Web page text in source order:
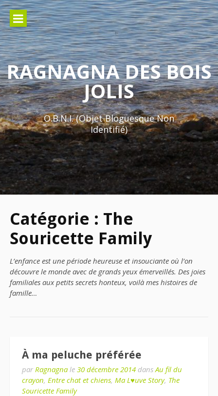
Aller
au
contenu
RAGNAGNA DES BOIS
JOLIS
O.B.N.I. (Objet Bloguesque Non
Identifié)
Catégorie : The
Souricette Family
L’enfance est une période heureuse et insouciante où l’on
découvre le monde avec de grands yeux émerveillés. Des joies
familiales aux petits secrets honteux, voilà mes histoires de
famille…
À ma peluche préférée
par Ragnagna le 30 décembre 2014 dans Au fil du
crayon, Entre chat et chiens, Ma L♥uve Story, The
Souricette Family